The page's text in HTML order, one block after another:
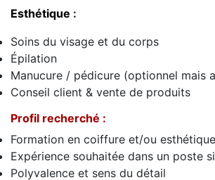
Esthétique :
Soins du visage et du corps
Épilation
Manucure / pédicure (optionnel mais
Conseil client & vente de produits
Profil recherché :
Formation en coiffure et/ou esthétique
Expérience souhaitée dans un poste
Polyvalence et sens du détail